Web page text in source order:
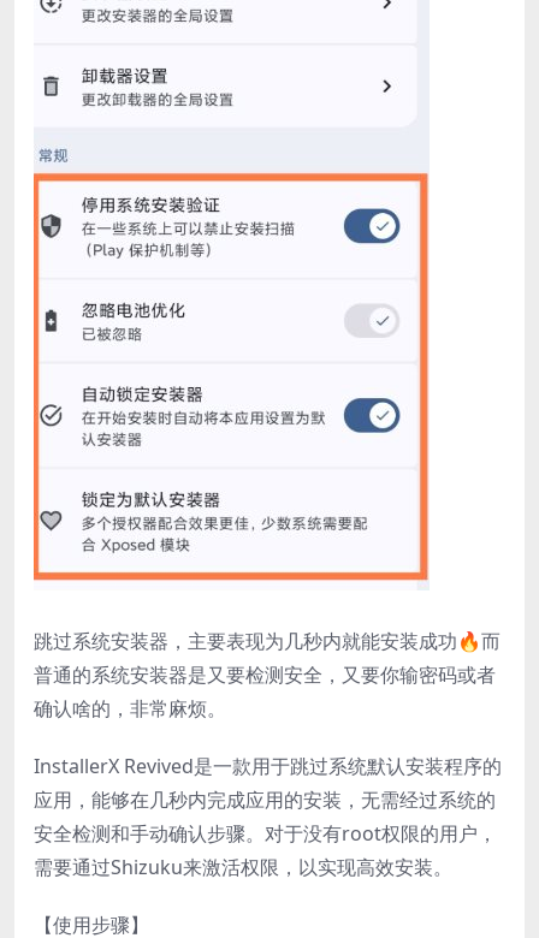
跳过系统安装器，主要表现为几秒内就能安装成功🔥而
普通的系统安装器是又要检测安全，又要你输密码或者
确认啥的，非常麻烦。
InstallerX Revived是一款用于跳过系统默认安装程序的
应用，能够在几秒内完成应用的安装，无需经过系统的
安全检测和手动确认步骤。对于没有root权限的用户，
需要通过Shizuku来激活权限，以实现高效安装。
【使用步骤】